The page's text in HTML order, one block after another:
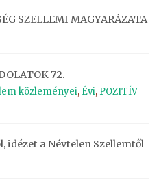
SZELLEMI MAGYARÁZATA
72.
közleményei, Évi, POZITÍV
idézet a Névtelen Szellemtől